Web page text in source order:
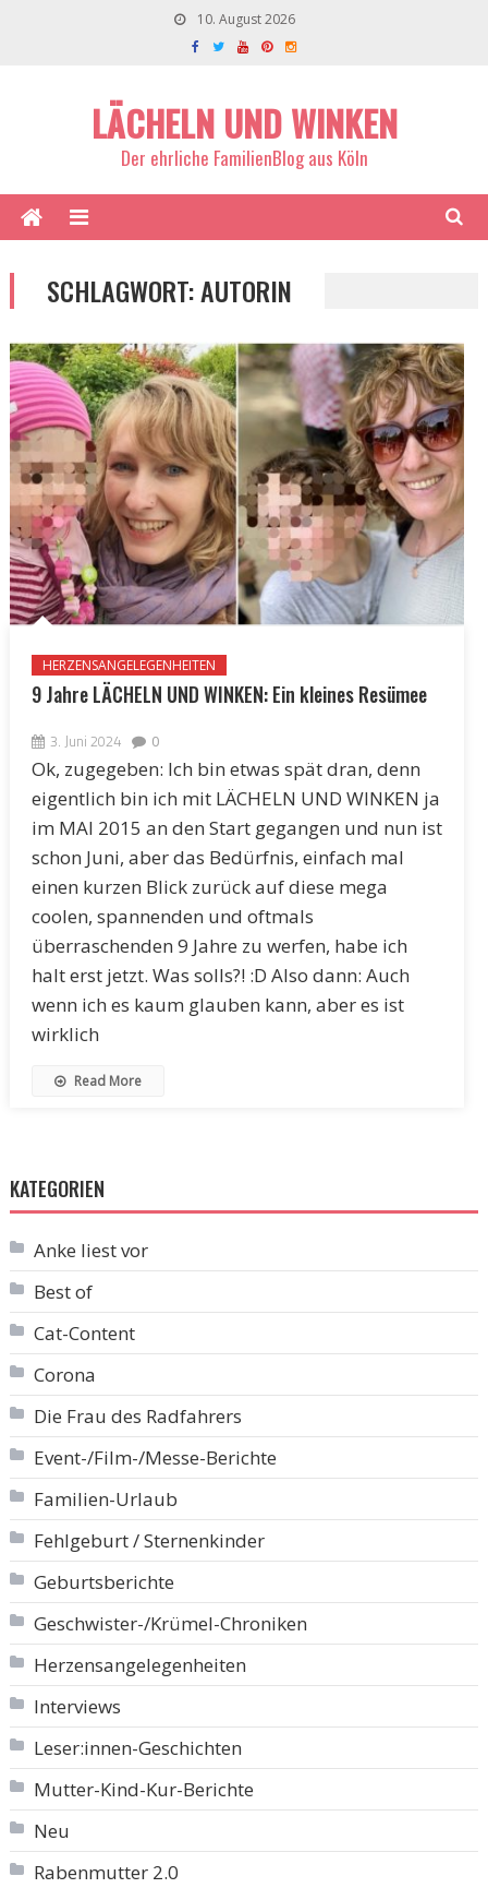
10. August 2026
LÄCHELN UND WINKEN
Der ehrliche FamilienBlog aus Köln
SCHLAGWORT:AUTORIN
HERZENSANGELEGENHEITEN
9 Jahre LÄCHELN UND WINKEN: Ein kleines Resümee
3. Juni 2024 0
Ok, zugegeben: Ich bin etwas spät dran, denn
eigentlich bin ich mit LÄCHELN UND WINKEN ja
im MAI 2015 an den Start gegangen und nun ist
schon Juni, aber das Bedürfnis, einfach mal
einen kurzen Blick zurück auf diese mega
coolen, spannenden und oftmals
überraschenden 9 Jahre zu werfen, habe ich
halt erst jetzt. Was solls?! :D Also dann: Auch
wenn ich es kaum glauben kann, aber es ist
wirklich
Read More
KATEGORIEN
Anke liest vor
Best of
Cat-Content
Corona
Die Frau des Radfahrers
Event-/Film-/Messe-Berichte
Familien-Urlaub
Fehlgeburt / Sternenkinder
Geburtsberichte
Geschwister-/Krümel-Chroniken
Herzensangelegenheiten
Interviews
Leser:innen-Geschichten
Mutter-Kind-Kur-Berichte
Neu
Rabenmutter 2.0